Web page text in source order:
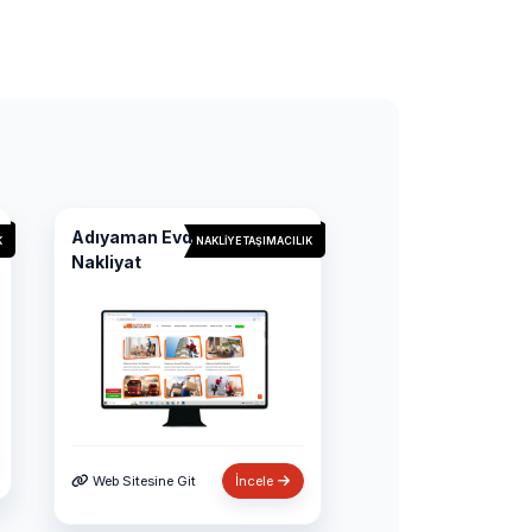
NAKLIYE TAŞIMACILIK
Adıyaman Evden Eve
Nakliyat
Web Sitesine Git İncele